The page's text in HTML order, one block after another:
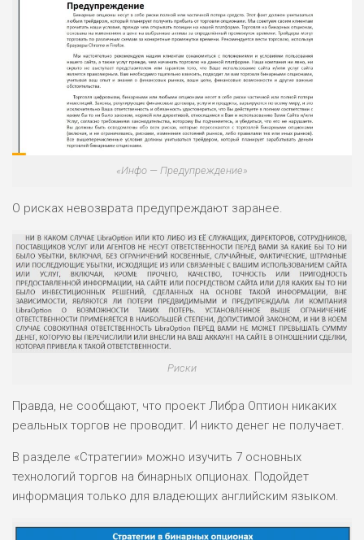
«Инфо — Предупреждение»
О рисках невозврата предупреждают заранее.
Риски
Правда, не сообщают, что проект Либра Оптион никаких
реальных торгов не проводит. И никто денег не получает.
В разделе «Стратегии» можно изучить 7 основных
технологий торгов на бинарных опционах. Подойдет
информация только для владеющих английским языком.